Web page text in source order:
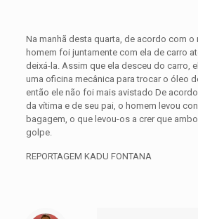
Na manhã desta quarta, de acordo com o
homem foi juntamente com ela de carro
deixá-la. Assim que ela desceu do carro,
uma oficina mecânica para trocar o óleo
então ele não foi mais avistado De
da vítima e de seu pai, o homem levou
bagagem, o que levou-os a crer que
golpe.
REPORTAGEM KADU FONTANA